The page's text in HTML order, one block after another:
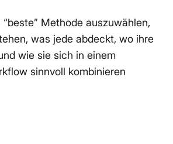
Methode auszuwählen,
was jede abdeckt, wo ihre
wie sie sich in einem
sinnvoll kombinieren